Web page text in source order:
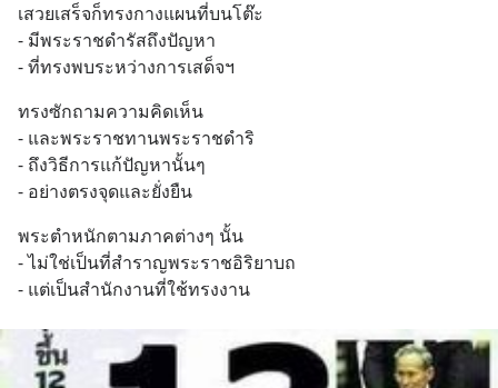
เสวยเสร็จก็ทรงกางแผนที่บนโต๊ะ
- มีพระราชดำรัสถึงปัญหา
- ที่ทรงพบระหว่างการเสด็จฯ
ทรงซักถามความคิดเห็น
- และพระราชทานพระราชดำริ
- ถึงวิธีการแก้ปัญหานั้นๆ
- อย่างตรงจุดและยั่งยืน
พระตำหนักตามภาคต่างๆ นั้น
- ไม่ใช่เป็นที่สำราญพระราชอิริยาบถ
- แต่เป็นสำนักงานที่ใช้ทรงงาน